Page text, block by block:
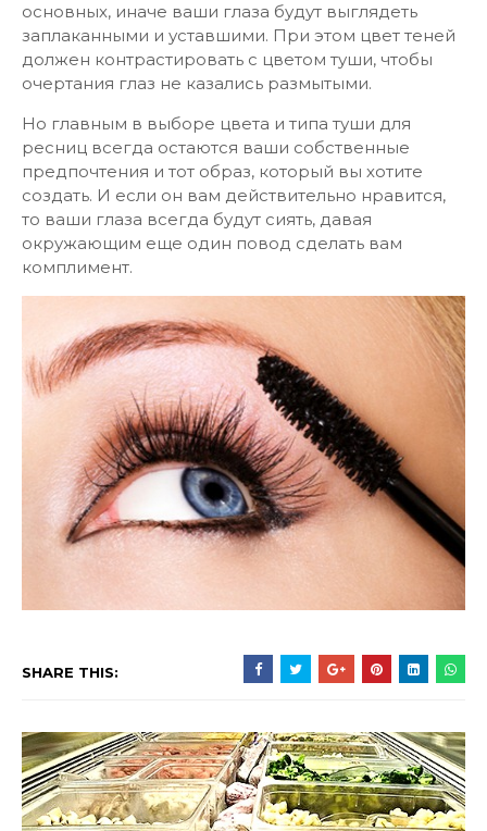
основных, иначе ваши глаза будут выглядеть
заплаканными и уставшими. При этом цвет теней
должен контрастировать с цветом туши, чтобы
очертания глаз не казались размытыми.
Но главным в выборе цвета и типа туши для
ресниц всегда остаются ваши собственные
предпочтения и тот образ, который вы хотите
создать. И если он вам действительно нравится,
то ваши глаза всегда будут сиять, давая
окружающим еще один повод сделать вам
комплимент.
SHARE THIS: